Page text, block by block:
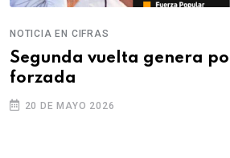
NOTICIA EN CIFRAS
Segunda vuelta genera
forzada
20 DE MAYO 2026